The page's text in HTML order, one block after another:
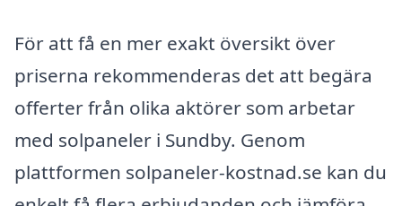
För att få en mer exakt översikt över
priserna rekommenderas det att begära
offerter från olika aktörer som arbetar
med solpaneler i Sundby. Genom
plattformen solpaneler-kostnad.se kan du